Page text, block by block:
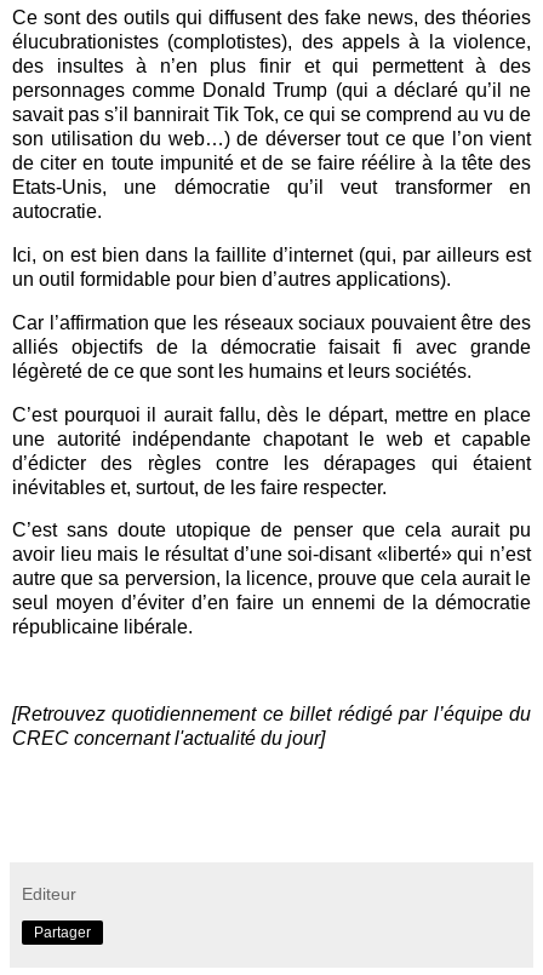
Ce sont des outils qui diffusent des fake news, des théories
élucubrationistes (complotistes), des appels à la violence,
des insultes à n’en plus finir et qui permettent à des
personnages comme Donald Trump (qui a déclaré qu’il ne
savait pas s’il bannirait Tik Tok, ce qui se comprend au vu de
son utilisation du web…) de déverser tout ce que l’on vient
de citer en toute impunité et de se faire réélire à la tête des
Etats-Unis, une démocratie qu’il veut transformer en
autocratie.
Ici, on est bien dans la faillite d’internet (qui, par ailleurs est
un outil formidable pour bien d’autres applications).
Car l’affirmation que les réseaux sociaux pouvaient être des
alliés objectifs de la démocratie faisait fi avec grande
légèreté de ce que sont les humains et leurs sociétés.
C’est pourquoi il aurait fallu, dès le départ, mettre en place
une autorité indépendante chapotant le web et capable
d’édicter des règles contre les dérapages qui étaient
inévitables et, surtout, de les faire respecter.
C’est sans doute utopique de penser que cela aurait pu
avoir lieu mais le résultat d’une soi-disant «liberté» qui n’est
autre que sa perversion, la licence, prouve que cela aurait le
seul moyen d’éviter d’en faire un ennemi de la démocratie
républicaine libérale.
[Retrouvez quotidiennement ce billet rédigé par l’équipe du
CREC concernant l'actualité du jour]
Editeur
Partager